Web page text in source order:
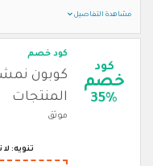
مشاهدة التفاصيل
كود
خصم
35%
كود خصم
المنتجات
موثق
تنويه: